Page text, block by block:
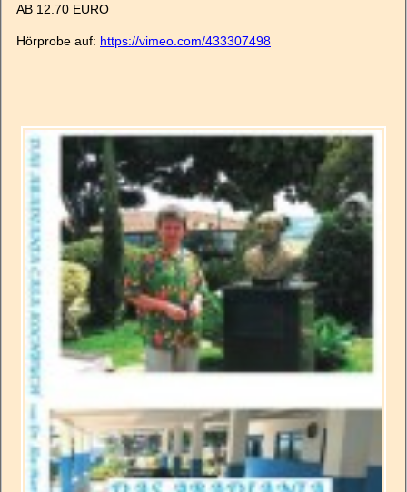
AB 12.70 EURO
Hörprobe auf: https://vimeo.com/433307498